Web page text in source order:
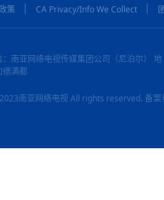
策 CA Privacy/Info We Collect
：南亚网络电视传媒集团公司（尼泊尔） 地
德满都
南亚网络电视 All rights reserved. 备